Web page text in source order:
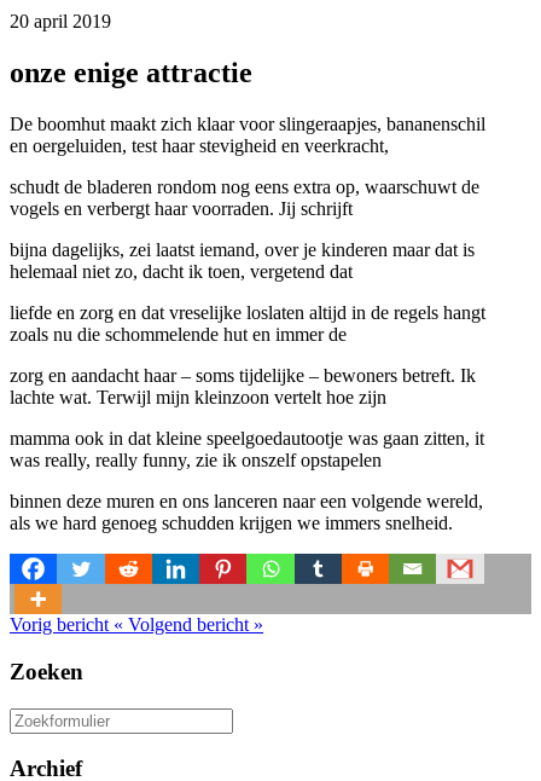
20 april 2019
onze enige attractie
De boomhut maakt zich klaar voor slingeraapjes, bananenschil
en oergeluiden, test haar stevigheid en veerkracht,
schudt de bladeren rondom nog eens extra op, waarschuwt de
vogels en verbergt haar voorraden. Jij schrijft
bijna dagelijks, zei laatst iemand, over je kinderen maar dat is
helemaal niet zo, dacht ik toen, vergetend dat
liefde en zorg en dat vreselijke loslaten altijd in de regels hangt
zoals nu die schommelende hut en immer de
zorg en aandacht haar – soms tijdelijke – bewoners betreft. Ik
lachte wat. Terwijl mijn kleinzoon vertelt hoe zijn
mamma ook in dat kleine speelgoedautootje was gaan zitten, it
was really, really funny, zie ik onszelf opstapelen
binnen deze muren en ons lanceren naar een volgende wereld,
als we hard genoeg schudden krijgen we immers snelheid.
Vorig bericht « Volgend bericht »
Zoeken
Zoeken
naar:
Archief